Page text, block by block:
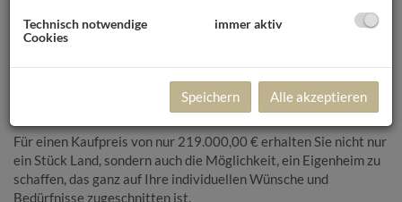
Willkommen in Ihrem zukünftigen Zuhause in der idyllischen
Gemeinde Trausdorf an der Wulka im malerischen
Burgenland!
bietet Ihnen die perfekte Gelegenheit, Ihren Wohntraum zu
Für einen Kaufpreis von nur 219.000,00 € erhalten Sie nicht nur
ein Stück Land, sondern auch die Möglichkeit, ein Eigenheim zu
schaffen, das ganz auf Ihre individuellen Wünsche und
Bedürfnisse zugeschnitten ist.
Technisch notwendige
Cookies
immer aktiv
Speichern Alle akzeptieren